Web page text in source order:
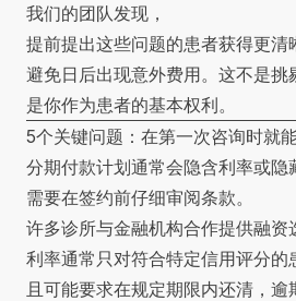
我们的团队发现，
提前提出这些问题的患者获得更清
避免日后出现意外费用。这不是挑
是你作为患者的基本权利。
5个关键问题：在第一次咨询时就
分期付款计划通常会隐含利率或隐
需要在签约前仔细审阅条款。
许多诊所与金融机构合作提供融资
利率通常只对符合特定信用评分的
且可能要求在规定期限内还清，逾